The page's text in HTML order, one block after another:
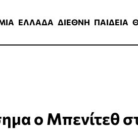
ΕΛΛΑΔΑ ΔΙΕΘΝΗ ΠΑΙΔΕΙΑ
ο Μπενίτεθ